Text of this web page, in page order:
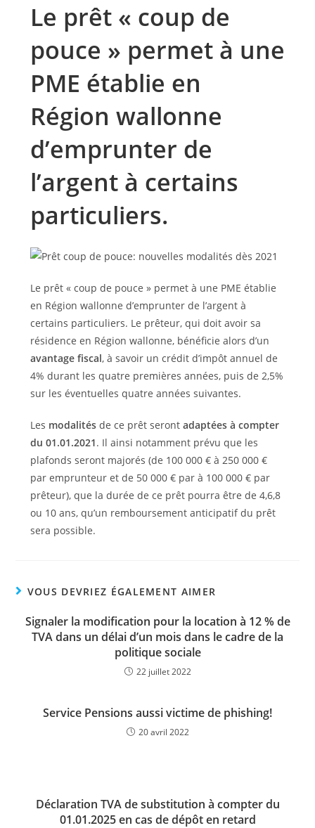
Le prêt « coup de
pouce » permet à une
PME établie en
Région wallonne
d’emprunter de
l’argent à certains
particuliers.
Le prêt « coup de pouce » permet à une PME établie
en Région wallonne d’emprunter de l’argent à
certains particuliers. Le prêteur, qui doit avoir sa
résidence en Région wallonne, bénéficie alors d’un
avantage fiscal, à savoir un crédit d’impôt annuel de
4% durant les quatre premières années, puis de 2,5%
sur les éventuelles quatre années suivantes.
Les modalitésde ce prêt seront adaptées à compter
du 01.01.2021. Il ainsi notamment prévu que les
plafonds seront majorés (de 100 000 € à 250 000 €
par emprunteur et de 50 000 € par à 100 000 € par
prêteur), que la durée de ce prêt pourra être de 4,6,8
ou 10 ans, qu’un remboursement anticipatif du prêt
sera possible.
VOUS DEVRIEZ ÉGALEMENT AIMER
Signaler la modification pour la location à 12 % de
TVA dans un délai d’un mois dans le cadre de la
politique sociale
22 juillet 2022
Service Pensions aussi victime de phishing!
20 avril 2022
Déclaration TVA de substitution à compter du
01.01.2025 en cas de dépôt en retard